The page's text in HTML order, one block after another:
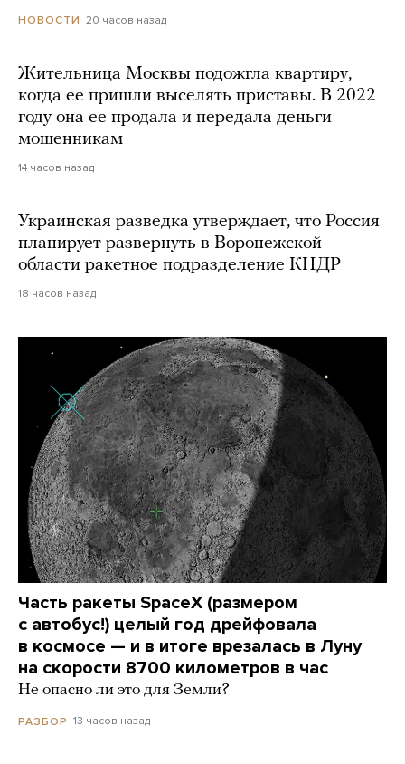
НОВОСТИ 20 часов назад
Жительница Москвы подожгла квартиру,
когда ее пришли выселять приставы. В 2022
году она ее продала и передала деньги
мошенникам
14 часов назад
Украинская разведка утверждает, что Россия
планирует развернуть в Воронежской
области ракетное подразделение КНДР
18 часов назад
Часть ракеты SpaceX (размером
с автобус!) целый год дрейфовала
в космосе — и в итоге врезалась в Луну
на скорости 8700 километров в час
Не опасно ли это для Земли?
РАЗБОР 13 часов назад